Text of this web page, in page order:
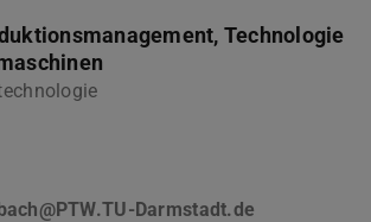
Technologie
Darmstadt.de